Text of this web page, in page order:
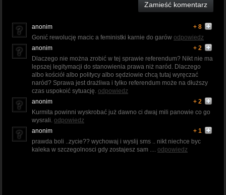
Zamieść komentarz
anonim
+ 8
Gonić rewolucję macic a feministki karnie do garów odpowiedz
anonim
+ 2
Dlaczego nie można zrobić w tej sprawie referendum? Nikt nie ma
lepszej legitymacji do stanowienia prawa niż naród. Dlaczego
albo kościół albo politycy albo sędziowie chcą tutaj wyręczać
naród? Sprawa jest drażliwa i tylko referendum może na dłuższy
czas uspokoić sytuację. odpowiedz
anonim
+ 2
Kurmita powinni wyskrobać już dawno ci dwaj mili panowie co go
wysrali. odpowiedz
anonim
+ 1
prawda boli ..zycie?? wychowaj i wyslij sms .. nikt niechce byc
kaleka w szczegolnosci gdy zostajesz sam .... odpowiedz